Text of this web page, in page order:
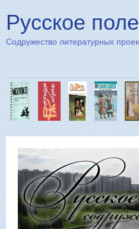
Русское поле
Содружество литературных